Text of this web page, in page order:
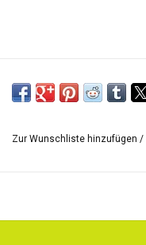
Zur Wunschliste hinzufügen /